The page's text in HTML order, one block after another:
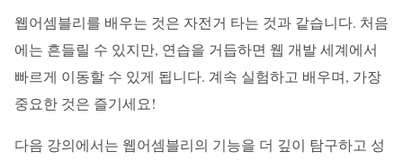
웹어셈블리를 배우는 것은 자전거 타는 것과 같습니다. 처음
에는 흔들릴 수 있지만, 연습을 거듭하면 웹 개발 세계에서
빠르게 이동할 수 있게 됩니다. 계속 실험하고 배우며, 가장
중요한 것은 즐기세요!
다음 강의에서는 웹어셈블리의 기능을 더 깊이 탐구하고 성